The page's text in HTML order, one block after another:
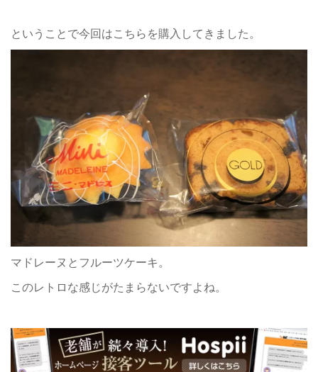
ということで今回はこちらを購入してきました。
マドレーヌとフルーツケーキ。
このレトロな感じがたまらないですよね。